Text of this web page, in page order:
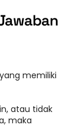
memiliki
atau tidak
maka